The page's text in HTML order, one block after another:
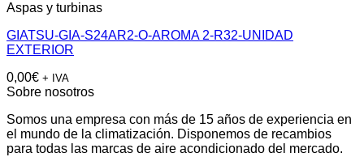
Aspas y turbinas
GIATSU-GIA-S24AR2-O-AROMA 2-R32-UNIDAD
EXTERIOR
0,00€ + IVA
Sobre nosotros
Somos una empresa con más de 15 años de experiencia en
el mundo de la climatización. Disponemos de recambios
para todas las marcas de aire acondicionado del mercado.